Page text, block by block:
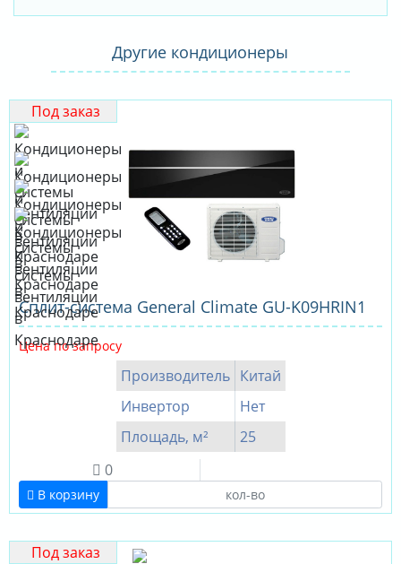
Другие кондиционеры
Под заказ
Сплит-система General Climate GU-K09HRIN1
Цена по запросу
Производитель Китай
Инвертор
Нет
Площадь, м²
25
0
В корзину
Под заказ